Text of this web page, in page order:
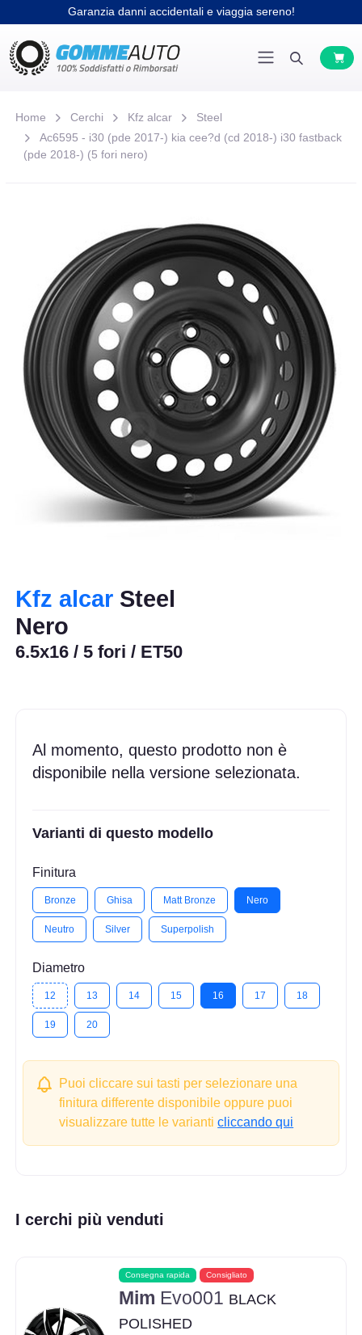
Garanzia danni accidentali e viaggia sereno!
Home Cerchi Kfz alcar
Steel
Ac6595 - i30 (pde 2017-) kia cee?d (cd 2018-) i30 fastback
(pde 2018-) (5 fori nero)
Kfz alcar Steel
Nero
6.5x16 / 5 fori / ET50
Al momento, questo prodotto non è
disponibile nella versione selezionata.
Varianti di questo modello
Finitura
Bronze Ghisa Matt Bronze Nero
Neutro Silver Superpolish
Diametro
12 13 14 15 16 17 18
19 20
Puoi cliccare sui tasti per selezionare una
finitura differente disponibile oppure puoi
visualizzare tutte le varianticliccando qui
I cerchi più venduti
Consegna rapida Consigliato
Mim Evo001 BLACK
POLISHED